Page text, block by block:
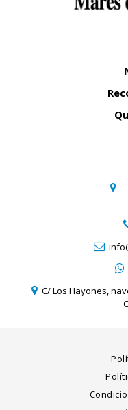
C/ Los Hayones,